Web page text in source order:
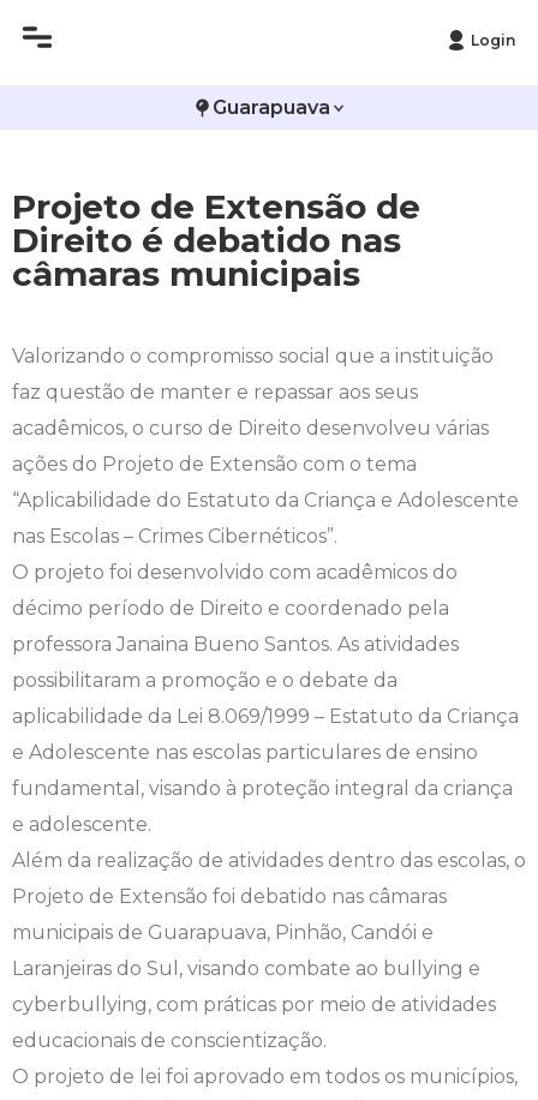
Login
Guarapuava
Projeto de Extensão de
Direito é debatido nas
câmaras municipais
Valorizando o compromisso social que a instituição
faz questão de manter e repassar aos seus
acadêmicos, o curso de Direito desenvolveu várias
ações do Projeto de Extensão com o tema
“Aplicabilidade do Estatuto da Criança e Adolescente
nas Escolas – Crimes Cibernéticos”.
O projeto foi desenvolvido com acadêmicos do
décimo período de Direito e coordenado pela
professora Janaina Bueno Santos. As atividades
possibilitaram a promoção e o debate da
aplicabilidade da Lei 8.069/1999 – Estatuto da Criança
e Adolescente nas escolas particulares de ensino
fundamental, visando à proteção integral da criança
e adolescente.
Além da realização de atividades dentro das escolas, o
Projeto de Extensão foi debatido nas câmaras
municipais de Guarapuava, Pinhão, Candói e
Laranjeiras do Sul, visando combate ao bullying e
cyberbullying, com práticas por meio de atividades
educacionais de conscientização.
O projeto de lei foi aprovado em todos os municípios,
Infraestrutura
Editais
Biomedicina
Ciências Contábeis
Enfermagem
Engenharia Agronômica
Engenharia de Software
Engenharia Elétrica
Engenharia Mecânica
Farmácia
Fisioterapia
Medicina
Medicina Veterinária
Nutrição
Odontologia
Atividades Complementares e Sociais
Biblioteca
Calendário de Provas
Carteirinha de Estudante
Ensalamento
Horário de Aulas
Manual do Acadêmico
Manual de Formatura
Manual de Trabalhos Acadêmicos
Minha Biblioteca
Núcleo de Apoio Psicopedagógico
Ouvidoria
Plano de Ensino
CPA
COLAP
Comitê de Ética em Pesquisa
Diploma Digital
Editais
Extensão
Infocampo
Intercampo
Logos Campo Real
NAPP e NAPC
Portal do Egresso
Portal do RH
Programa de Monitoria